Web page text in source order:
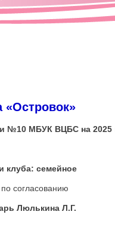
«Островок»
№10 МБУК ВЦБС на 2025
клуба: семейное
по согласованию
Люлькина Л.Г.